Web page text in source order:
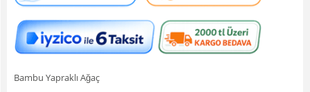
Bambu Yapraklı Ağaç